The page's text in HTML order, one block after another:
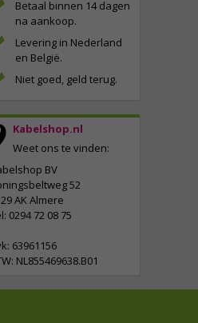
Betaal binnen 14 dagen
na aankoop.
Levering in Nederland
en België.
Niet goed, geld terug.
Kabelshop.nl
Weet ons te vinden:
BV
52
AK Almere
0294 72 08 75
63961156
NL855469638.B01